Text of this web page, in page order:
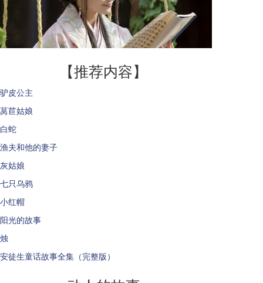
【推荐内容】
驴皮公主
莴苣姑娘
白蛇
渔夫和他的妻子
灰姑娘
七只乌鸦
小红帽
阳光的故事
烛
安徒生童话故事全集（完整版）